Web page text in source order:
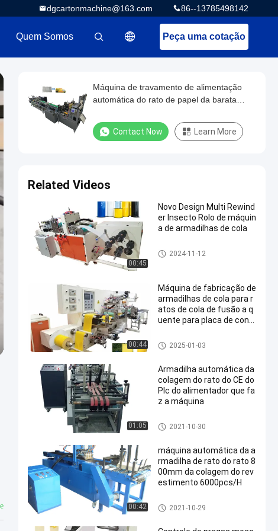
86--13785498142
dgcartonmachine@163.com
Peça uma cotação
Quem Somos
Máquina de travamento de alimentação
automática do rato de papel da barata
Contact Now Learn More
Related Videos
00:45
Novo Design Multi Rewind
er Insecto Rolo de máquin
a de armadilhas de cola
armadilha da colagem do rato
que faz a máquina
2024-11-12
00:44
Máquina de fabricação de
armadilhas de cola para r
atos de cola de fusão a q
uente para placa de contr
om corte e contagem
armadilha da colagem do rato
que faz a máquina
2025-01-03
01:05
Armadilha automática da
colagem do rato do CE do
Plc do alimentador que fa
z a máquina
armadilha da colagem do rato
que faz a máquina
2021-10-30
00:42
máquina automática da a
rmadilha de rato do rato 8
00mm da colagem do rev
estimento 6000pcs/H
armadilha da colagem do rato
que faz a máquina
2021-10-29